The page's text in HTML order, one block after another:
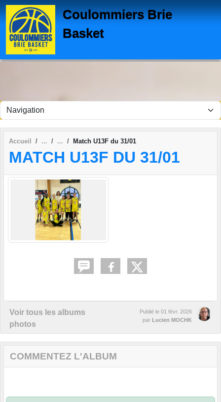
Coulommiers Brie
Basket
Accueil Match U13F du 31/01
MATCH U13F DU 31/01
Voir tous les albums
photos
Publié le 01 févr. 2026
par Lucien MOCHK
COMMENTEZ L'ALBUM
Panneau de gestion des cookies